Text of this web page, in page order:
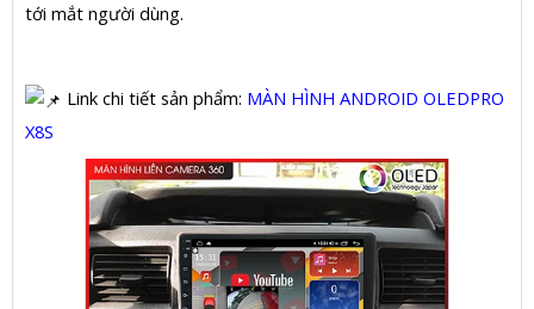
tới mắt người dùng.
Link chi tiết sản phẩm: MÀN HÌNH ANDROID OLEDPRO
X8S